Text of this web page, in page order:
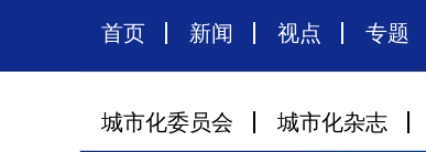
首页 新闻 视点 专题
城市化委员会 城市化杂志